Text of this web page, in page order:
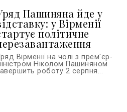
Пашиняна йде у
у Вірменії
політичне
Вірменії на чолі з прем'єр-
Ніколом Пашиняном
роботу 2 серпня...